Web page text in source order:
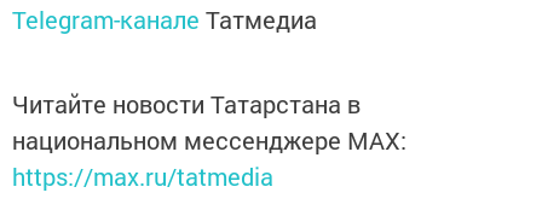
Telegram-канале Татмедиа
Читайте новости Татарстана в
национальном мессенджере MАХ:
https://max.ru/tatmedia